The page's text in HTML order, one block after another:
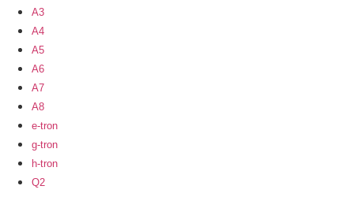
A3
A4
A5
A6
A7
A8
e-tron
g-tron
h-tron
Q2